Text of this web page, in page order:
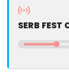
SERB